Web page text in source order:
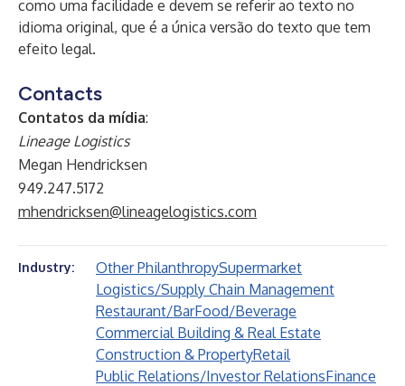
como uma facilidade e devem se referir ao texto no
idioma original, que é a única versão do texto que tem
efeito legal.
Contacts
Contatos da mídia:
Lineage Logistics
Megan Hendricksen
949.247.5172
mhendricksen@lineagelogistics.com
Industry: Other PhilanthropySupermarket
Logistics/Supply Chain Management
Restaurant/BarFood/Beverage
Commercial Building & Real Estate
Construction & PropertyRetail
Public Relations/Investor RelationsFinance